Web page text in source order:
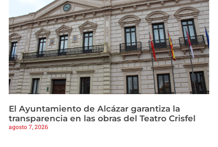
El Ayuntamiento de Alcázar garantiza la
transparencia en las obras del Teatro Crisfel
agosto 7, 2026